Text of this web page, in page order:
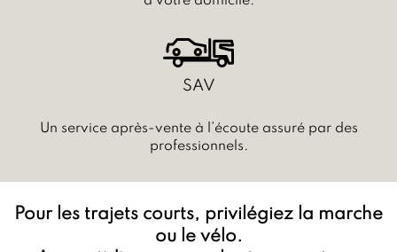
SAV
Un service après-vente à l’écoute assuré par des
professionnels.
Pour les trajets courts, privilégiez la marche
ou le vélo.